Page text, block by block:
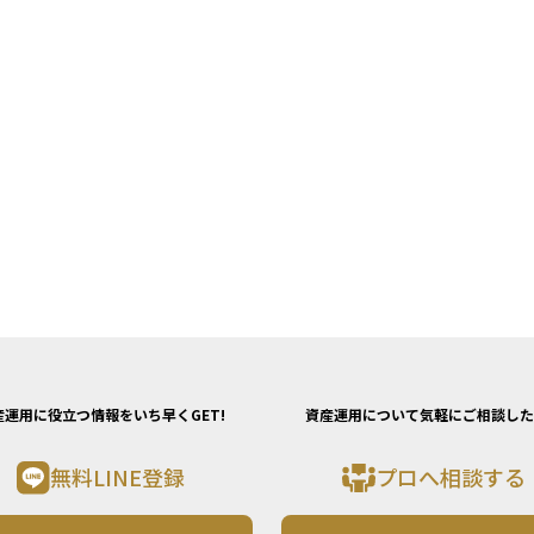
運用に役立つ情報をいち早くGET!
無料LINE登録
資産運用について気軽にご相談し
プロへ相談する